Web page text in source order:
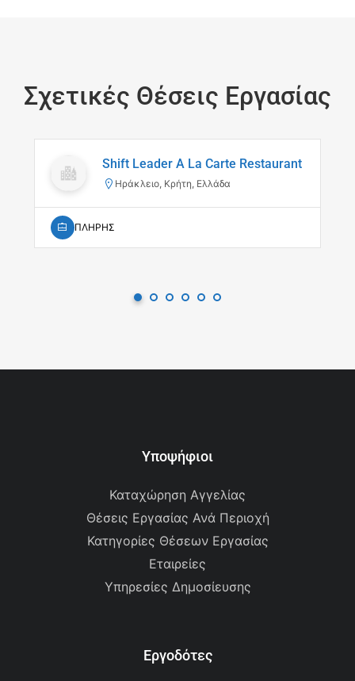
Σχετικές Θέσεις Εργασίας
Shift Leader A La Carte Restaurant
Ηράκλειο, Κρήτη, Ελλάδα
ΠΛΗΡΗΣ
Υποψήφιοι
Καταχώρηση Αγγελίας
Θέσεις Εργασίας Ανά Περιοχή
Κατηγορίες Θέσεων Εργασίας
Εταιρείες
Υπηρεσίες Δημοσίευσης
Εργοδότες